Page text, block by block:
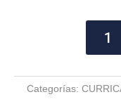
LURES
ROSA
Categorías: